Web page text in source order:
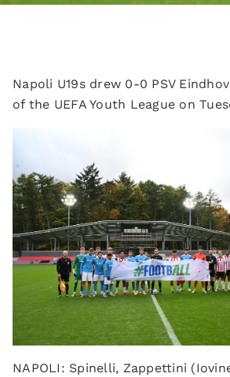
Napoli U19s drew 0-0 PSV
of the UEFA Youth League on
NAPOLI: Spinelli, Zappettini